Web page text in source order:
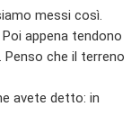
messi così.
appena tendono
Penso che il terreno
avete detto: in